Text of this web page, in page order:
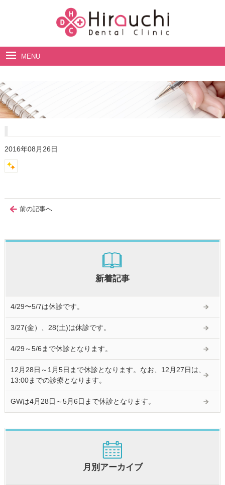
MENU
料金表
2016年08月26日
前の記事へ
新着記事
4/29〜5/7は休診です。
3/27(金）、28(土)は休診です。
4/29～5/6まで休診となります。
12月28日～1月5日まで休診となります。なお、12月27日は、
13:00までの診療となります。
GWは4月28日～5月6日まで休診となります。
月別アーカイブ